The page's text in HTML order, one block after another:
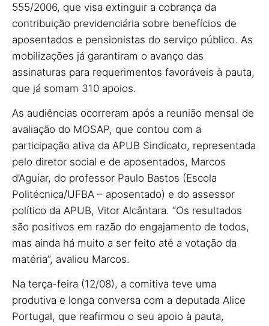
555/2006, que visa extinguir a cobrança da
contribuição previdenciária sobre benefícios de
aposentados e pensionistas do serviço público. As
mobilizações já garantiram o avanço das
assinaturas para requerimentos favoráveis à pauta,
que já somam 310 apoios.
As audiências ocorreram após a reunião mensal de
avaliação do MOSAP, que contou com a
participação ativa da APUB Sindicato, representada
pelo diretor social e de aposentados, Marcos
d’Aguiar, do professor Paulo Bastos (Escola
Politécnica/UFBA – aposentado) e do assessor
político da APUB, Vitor Alcântara. “Os resultados
são positivos em razão do engajamento de todos,
mas ainda há muito a ser feito até a votação da
matéria”, avaliou Marcos.
Na terça-feira (12/08), a comitiva teve uma
produtiva e longa conversa com a deputada Alice
Portugal, que reafirmou o seu apoio à pauta,